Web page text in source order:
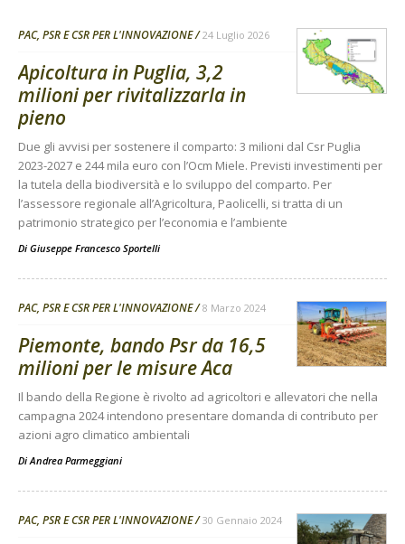
PAC, PSR E CSR PER L'INNOVAZIONE 24 Luglio 2026
Apicoltura in Puglia, 3,2
milioni per rivitalizzarla in
pieno
Due gli avvisi per sostenere il comparto: 3 milioni dal Csr Puglia
2023-2027 e 244 mila euro con l’Ocm Miele. Previsti investimenti per
la tutela della biodiversità e lo sviluppo del comparto. Per
l’assessore regionale all’Agricoltura, Paolicelli, si tratta di un
patrimonio strategico per l’economia e l’ambiente
Di Giuseppe Francesco Sportelli
PAC, PSR E CSR PER L'INNOVAZIONE 8 Marzo 2024
Piemonte, bando Psr da 16,5
milioni per le misure Aca
Il bando della Regione è rivolto ad agricoltori e allevatori che nella
campagna 2024 intendono presentare domanda di contributo per
azioni agro climatico ambientali
DiAndrea Parmeggiani
PAC, PSR E CSR PER L'INNOVAZIONE 30 Gennaio 2024